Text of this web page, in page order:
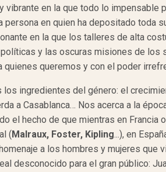
vibrante en la que todo lo impensable
persona en quien ha depositado toda
en la que los talleres de alta
y las oscuras misiones de los
quienes queremos y con el poder
ingredientes del género: el
a Casablanca… Nos acerca a la
el hecho de que mientras en Francia
( Malraux, Foster, Kipling...), en
a los hombres y mujeres que
desconocido para el gran público: